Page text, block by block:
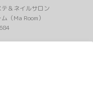
＆ネイルサロン
（Ma Room）